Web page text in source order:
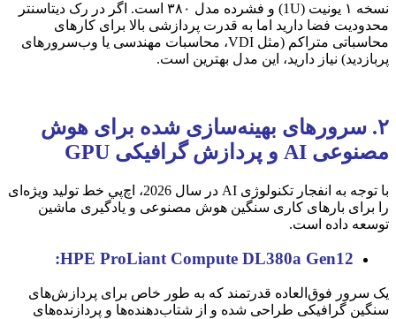
نسخه ۱ یونیت (1U) و فشرده مدل ۳۸۰ است. اگر در رک دیتاسنتر
محدودیت فضا دارید اما به قدرت پردازشی بالا برای کارهای
محاسباتی متراکم (مثل VDI، محاسبات مهندسی یا وب‌سرورهای
پربازدید) نیاز دارید، این مدل بهترین است.
۲. سرورهای بهینه‌سازی شده برای هوش
مصنوعی AI و پردازش گرافیکی GPU
با توجه به انفجار تکنولوژی AI در سال 2026، اچ‌پي خط تولید ویژه‌ای
را برای بارهای کاری سنگین هوش مصنوعی و یادگیری ماشین
توسعه داده است.
HPE ProLiant Compute DL380a Gen12:
یک سرور فوق‌العاده قدرتمند که به طور خاص برای پردازش‌های
سنگین گرافیکی طراحی شده و از شتاب‌دهنده‌ها و پردازنده‌های